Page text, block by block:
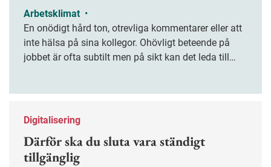
Arbetsklimat •
En onödigt hård ton, otrevliga kommentarer eller att
inte hälsa på sina kollegor. Ohövligt beteende på
jobbet är ofta subtilt men på sikt kan det leda till
Digitalisering
Därför ska du sluta vara ständigt
tillgänglig